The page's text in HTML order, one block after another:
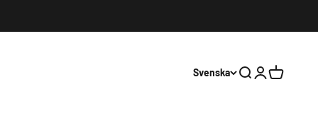
Svenska Sök Logga in
Varukorg